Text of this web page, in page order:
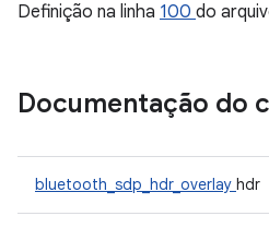
Definição na linha 100 do
Documentação do
bluetooth_sdp_hdr_overlay hdr